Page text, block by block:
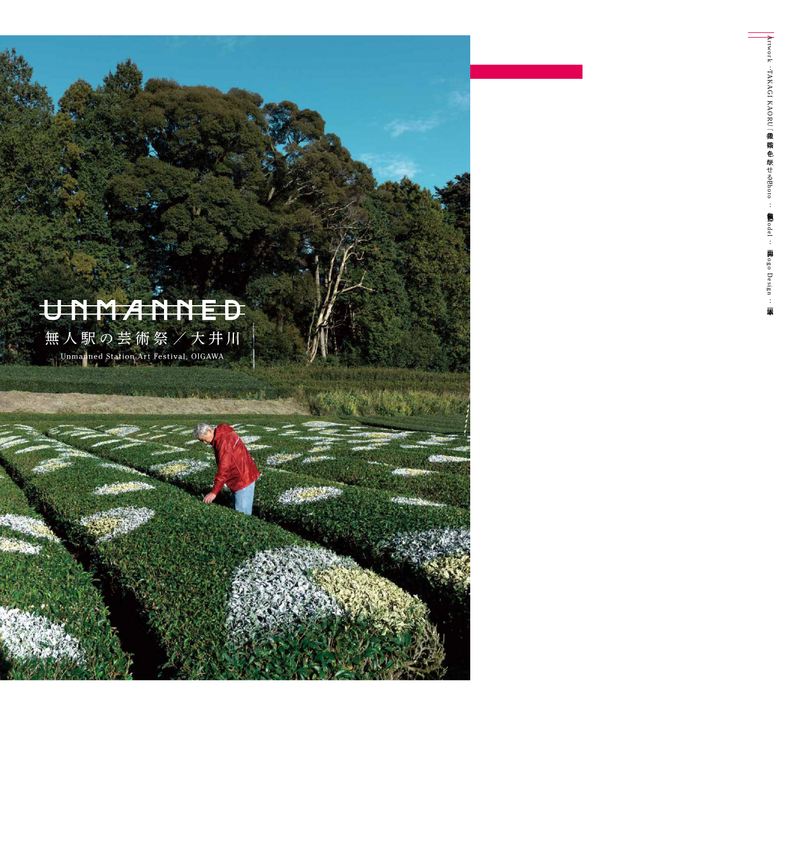
Artwork：TAKAGI KAORU「抜里の茶畑に色を咲かせる」 Photo：良知慎也 Model：山田昇 Logo Design：坂本陽一